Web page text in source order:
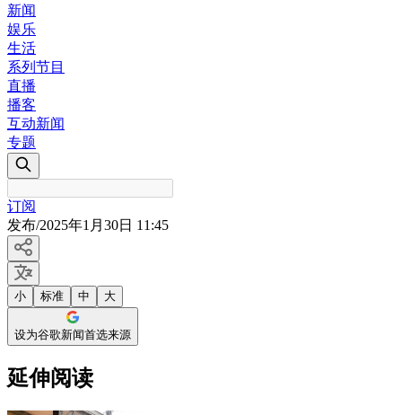
新闻
娱乐
生活
系列节目
直播
播客
互动新闻
专题
订阅
发布/2025年1月30日 11:45
小 标准 中 大
设为谷歌新闻首选来源
延伸阅读